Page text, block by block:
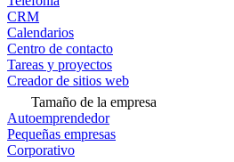
CRM
Calendarios
Centro de contacto
Tareas y proyectos
Creador de sitios web
Tamaño de la empresa
Autoemprendedor
Pequeñas empresas
Corporativo